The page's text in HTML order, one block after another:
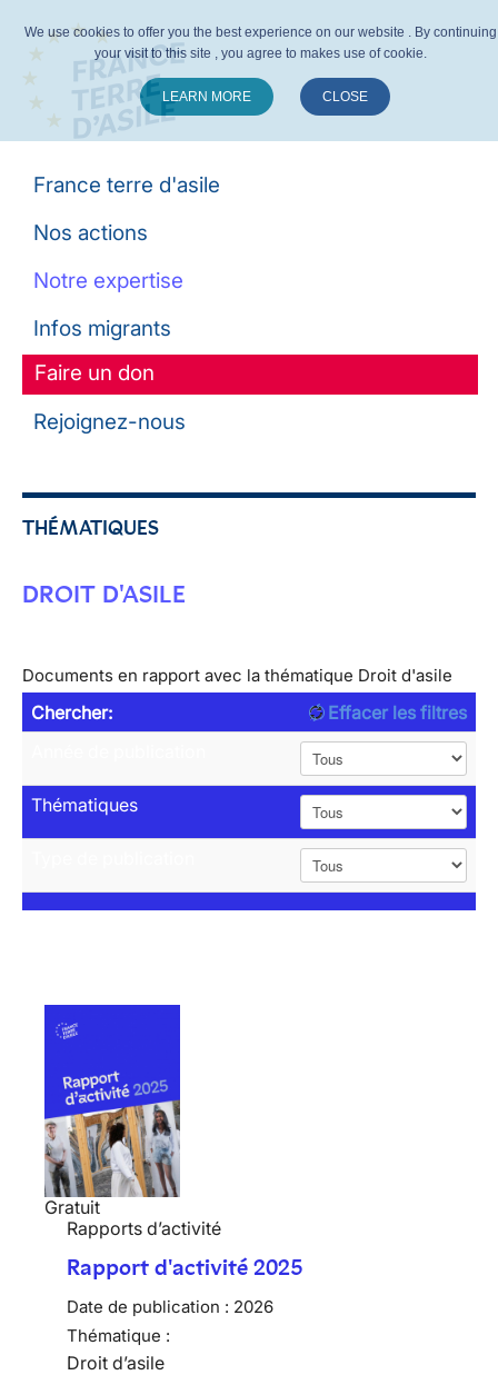
France terre d'asile
Nos actions
Notre expertise
Infos migrants
Faire un don
Rejoignez-nous
THÉMATIQUES
DROIT D'ASILE
Documents en rapport avec la thématique Droit d'asile
Chercher:
Effacer les filtres
Thématiques
Gratuit
Rapports d’activité
Rapport d'activité 2025
Date de publication : 2026
Thématique :
Droit d’asile
We use cookies to offer you the best experience on our website . By continuing
your visit to this site , you agree to makes use of cookie.
LEARN MORE CLOSE